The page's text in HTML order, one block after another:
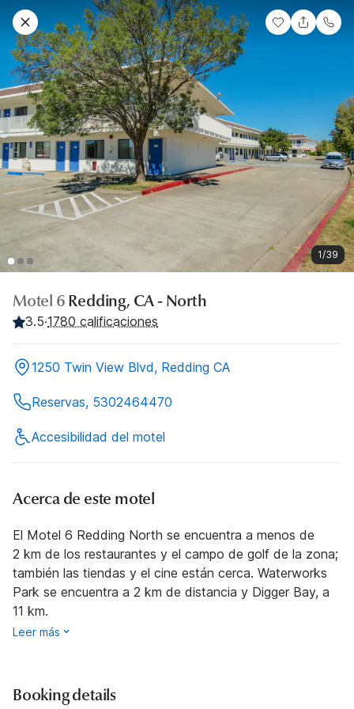
1/39
Motel 6 Redding, CA - North
3.5·1780 calificaciones
1250 Twin View Blvd, Redding CA
Reservas, 5302464470
Accesibilidad del motel
Acerca de este motel
El Motel 6 Redding North se encuentra a menos de
2 km de los restaurantes y el campo de golf de la zona;
también las tiendas y el cine están cerca. Waterworks
Park se encuentra a 2 km de distancia y Digger Bay, a
11 km.
Leer más
Booking details